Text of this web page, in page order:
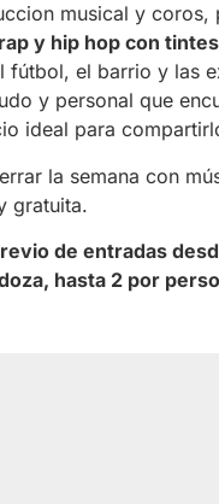
musical y coros,
rap y hip hop con
fútbol, el barrio y las
y personal que
ideal para
la semana con
gratuita.
de entradas
hasta 2 por